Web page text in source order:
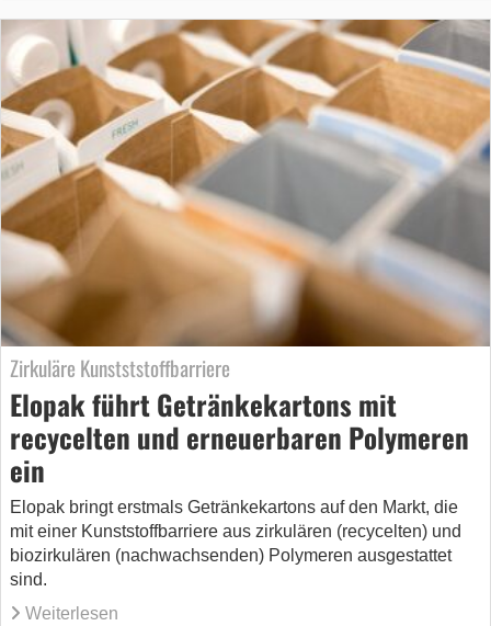
Zirkuläre Kunstststoffbarriere
Elopak führt Getränkekartons mit
recycelten und erneuerbaren Polymeren
ein
Elopak bringt erstmals Getränkekartons auf den Markt, die
mit einer Kunststoffbarriere aus zirkulären (recycelten) und
biozirkulären (nachwachsenden) Polymeren ausgestattet
sind.
Weiterlesen